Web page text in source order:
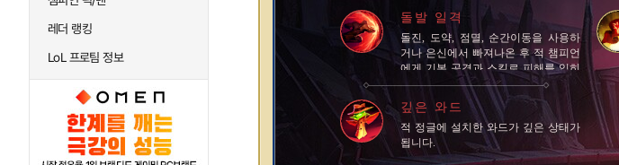
레더 랭킹
LoL 프로팀 정보
돌발 일격
돌진, 도약, 점멸, 순간이동을 사용하
거나 은신에서 빠져나온 후 적 챔피언
에게 기본 공격과 스킬로 피해를 입히
면 추…
깊은 와드
적 정글에 설치한 와드가 깊은 상태가
됩니다.